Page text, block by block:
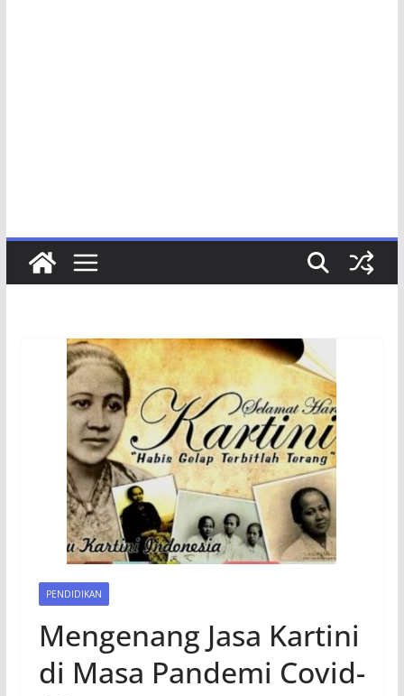
PENDIDIKAN
Mengenang Jasa Kartini
di Masa Pandemi Covid-